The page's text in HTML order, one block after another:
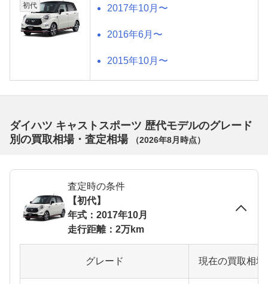
初代 2017年10月〜
2016年6月〜
2015年10月〜
ダイハツ キャストスポーツ 歴代モデルのグレード
別の買取相場・査定相場
（2026年8月 時点）
査定時の条件
【初代】
年式：2017年10月
走行距離：2万km
グレード 現在の買取相